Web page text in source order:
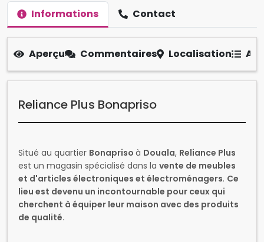
Aperçu Commentaires Localisation
Reliance Plus Bonapriso
Bonapriso
lieu est devenu un incontournable pour ceux qui
cherchent à équiper leur maison avec des produits
de qualité.
Reliance Plus propose une large gamme de meubles,
allant des canapés et tables aux lits et armoires,